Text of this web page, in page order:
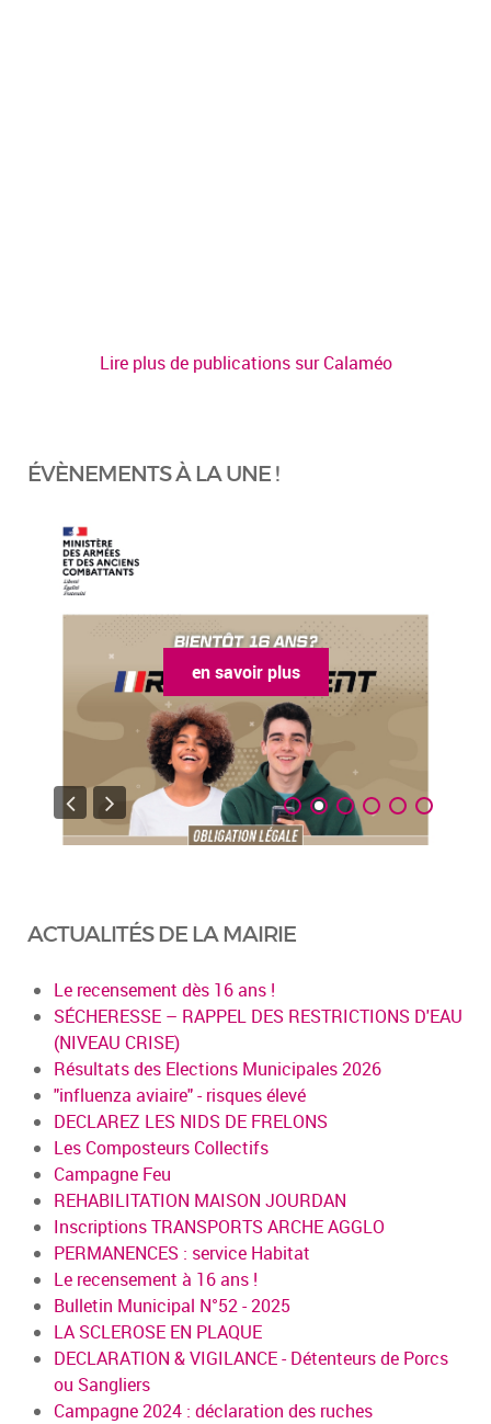
Lire plus de publications sur Calaméo
ÉVÈNEMENTS À LA UNE !
en savoir plus
ACTUALITÉS DE LA MAIRIE
Le recensement dès 16 ans !
SÉCHERESSE – RAPPEL DES RESTRICTIONS D'EAU
(NIVEAU CRISE)
Résultats des Elections Municipales 2026
"influenza aviaire" - risques élevé
DECLAREZ LES NIDS DE FRELONS
Les Composteurs Collectifs
Campagne Feu
REHABILITATION MAISON JOURDAN
Inscriptions TRANSPORTS ARCHE AGGLO
PERMANENCES : service Habitat
Le recensement à 16 ans !
Bulletin Municipal N°52 - 2025
LA SCLEROSE EN PLAQUE
DECLARATION & VIGILANCE - Détenteurs de Porcs
ou Sangliers
Campagne 2024 : déclaration des ruches